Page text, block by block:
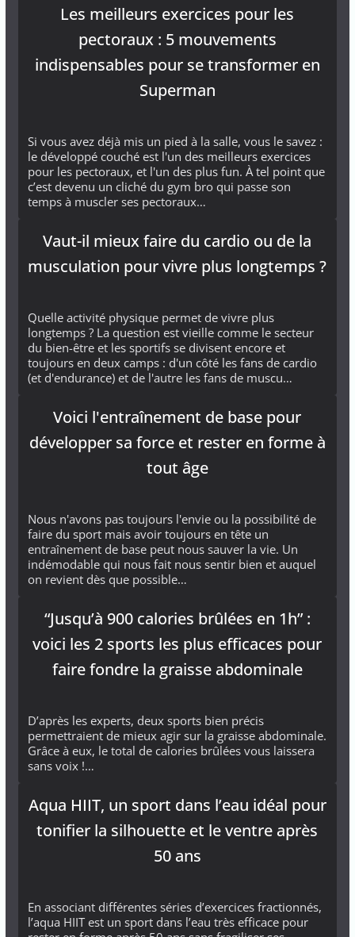
Les meilleurs exercices pour les
pectoraux : 5 mouvements
indispensables pour se transformer en
Superman
Si vous avez déjà mis un pied à la salle, vous le savez :
le développé couché est l'un des meilleurs exercices
pour les pectoraux, et l'un des plus fun. À tel point que
c’est devenu un cliché du gym bro qui passe son
temps à muscler ses pectoraux…
Vaut-il mieux faire du cardio ou de la
musculation pour vivre plus longtemps ?
Quelle activité physique permet de vivre plus
longtemps ? La question est vieille comme le secteur
du bien-être et les sportifs se divisent encore et
toujours en deux camps : d'un côté les fans de cardio
(et d'endurance) et de l'autre les fans de muscu…
Voici l'entraînement de base pour
développer sa force et rester en forme à
tout âge
Nous n'avons pas toujours l'envie ou la possibilité de
faire du sport mais avoir toujours en tête un
entraînement de base peut nous sauver la vie. Un
indémodable qui nous fait nous sentir bien et auquel
on revient dès que possible…
“Jusqu’à 900 calories brûlées en 1h” :
voici les 2 sports les plus efficaces pour
faire fondre la graisse abdominale
D’après les experts, deux sports bien précis
permettraient de mieux agir sur la graisse abdominale.
Grâce à eux, le total de calories brûlées vous laissera
sans voix !…
Aqua HIIT, un sport dans l’eau idéal pour
tonifier la silhouette et le ventre après
50 ans
En associant différentes séries d’exercices fractionnés,
l’aqua HIIT est un sport dans l’eau très efficace pour